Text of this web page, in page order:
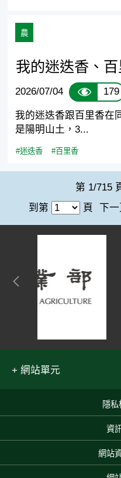
農
我的迷迭香、百
2026/07/04 179
我的迷迭香跟百里香在
是陽明山土，3...
#迷迭香 #百里香
第 1/715
到第
頁 下一
網站單元
隱
資
網站